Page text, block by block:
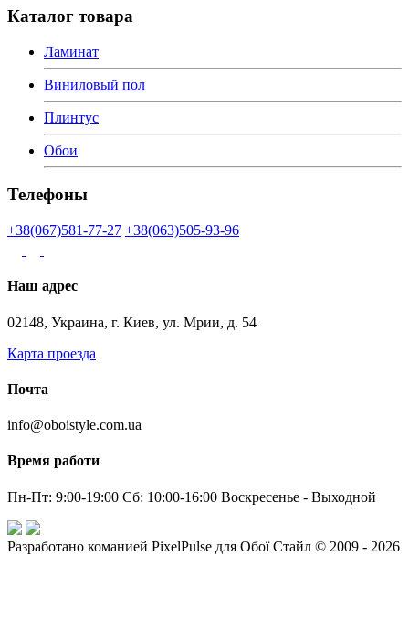
Каталог товара
Ламинат
Виниловый пол
Плинтус
Обои
Телефоны
+38(067)581-77-27 +38(063)505-93-96
Наш адрес
02148, Украина, г. Киев, ул. Мрии, д. 54
Карта проезда
Почта
info@oboistyle.com.ua
Время работи
Пн-Пт: 9:00-19:00 Сб: 10:00-16:00 Воскресенье - Выходной
Разработано команией PixelPulse для Обої Стайл © 2009 - 2026